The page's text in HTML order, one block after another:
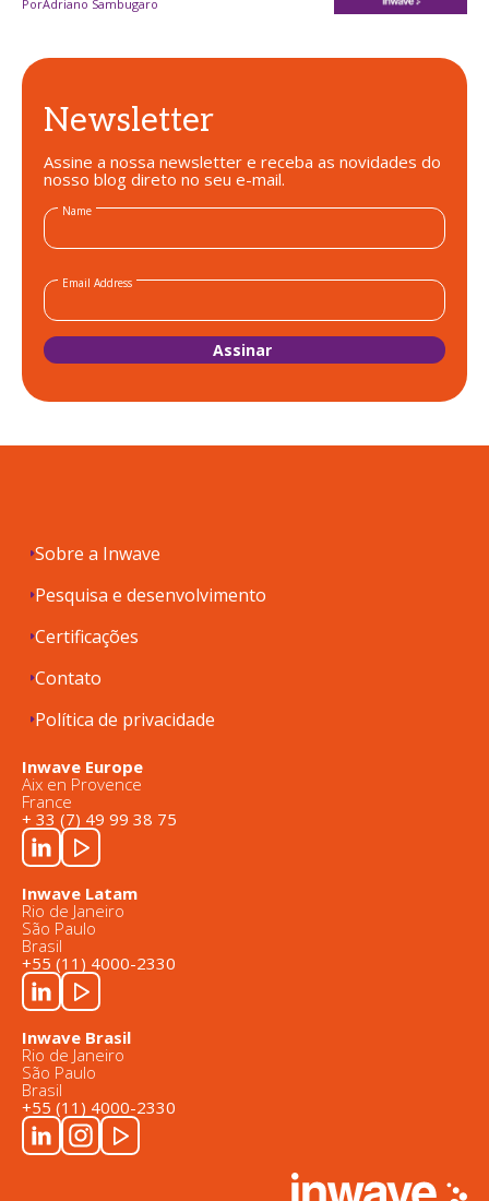
PorAdriano Sambugaro
Newsletter
Assine a nossa newsletter e receba as novidades do
nosso blog direto no seu e-mail.
Name
Email Address
Sobre a Inwave
Pesquisa e desenvolvimento
Certificações
Contato
Política de privacidade
Inwave Europe
Aix en Provence
France
+ 33 (7) 49 99 38 75
Inwave Latam
Rio de Janeiro
São Paulo
Brasil
+55 (11) 4000-2330
Inwave Brasil
Rio de Janeiro
São Paulo
Brasil
+55 (11) 4000-2330